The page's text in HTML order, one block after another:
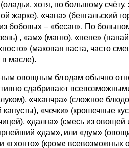
хотя, по большому
жарке), «чана» (бенгальский
бобовых – «бесан». По
, «ам» (манго), «пепе»
(маковая паста, часто
в масле).
блюдам обычно относят
сдабривают
«чханчра» (сложное
капусты), «чечки» (крошечные
«дална» (смесь из
«дам», или «дум»
«гхонто» (кроме